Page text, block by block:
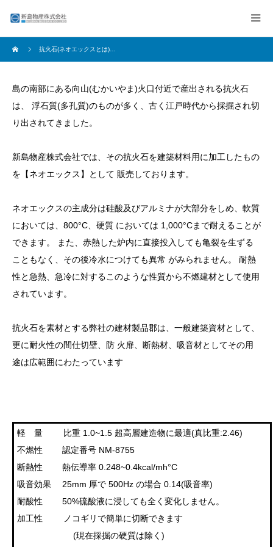
抗火石(ネオエックスとは)…
島の南部にある向山(むかいやま)火口付近で産出される抗火石
は、 浮石質(多孔質)のものが多く、古く江戸時代から採掘され切
り出されてきました。
新島物産株式会社では、その抗火石を建築材料用に加工したもの
を【ネオエックス】として 販売しております。
ネオエックスの主成分は硅酸及びアルミナが大部分をしめ、軟質
においては、800°C、硬質 においては 1,000°Cまで耐えることが
できます。 また、赤熱した炉内に直接投入しても亀裂を生ずる
こともなく、その後冷水につけても異常 がみられません。 耐熱
性と急熱、急冷に対するこのような性質から不燃建材として使用
されています。
抗火石を素材とする弊社の建材製品郡は、一般建築資材として、
更に耐火性の間仕切壁、防 火扉、断熱材、吸音材としてその用
途は広範囲にわたっています
軽 量 比重 1.0~1.5 超高層建造物に最適(真比重:2.46)
不燃性 認定番号 NM-8755
断熱性 熱伝導率 0.248~0.4kcal/mh°C
吸音効果 25mm 厚で 500Hz の場合 0.14(吸音率)
耐酸性 50%硫酸液に浸しても全く変化しません。
加工性 ノコギリで簡単に切断できます
(現在採掘の硬質は除く)